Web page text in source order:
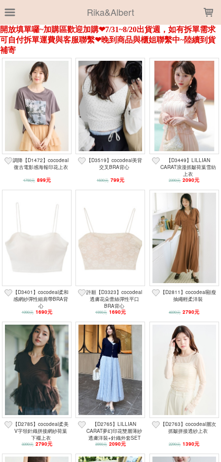
Rika&Albert
上架時間 銷售件數 銷售價格
樣式尺寸篩選
全部樣式 31BRATOP 成人-黑
BRATOP
黑
1米杏 3黑 兒童-黑
29無袖白
29無袖混灰
全部尺寸 00-M 00-L 00-LL
M
1
2 07-LL 09-M
09-L
09-LL
調降【D1472】cocodeal
復古電影感海報印花上衣
1790元 899元
【D3519】cocodeal美背
交叉BRA背心
1590元 799元
【D3449】LILLIAN
CARAT浪漫抓皺荷葉雪紡
上衣
2390元 2090元
【D3401】cocodeal柔和
感網紗彈性細肩帶BRA背
心
1990元 1690元
許願【D3323】cocodeal
透膚花朵蕾絲彈性平口
BRA背心
1990元 1690元
【D2811】cocodeal顯瘦
抽繩輕柔洋裝
4690元 2790元
【D2785】cocodeal柔美
V字領針織拼接網紗荷葉
下襬上衣
3390元 2790元
【D2765】LILLIAN
CARAT夢幻印花雙層薄紗
透膚洋裝+針織外套SET
3990元 2090元
【D2763】cocodeal層次
抓皺拼接透紗上衣
2290元 1390元